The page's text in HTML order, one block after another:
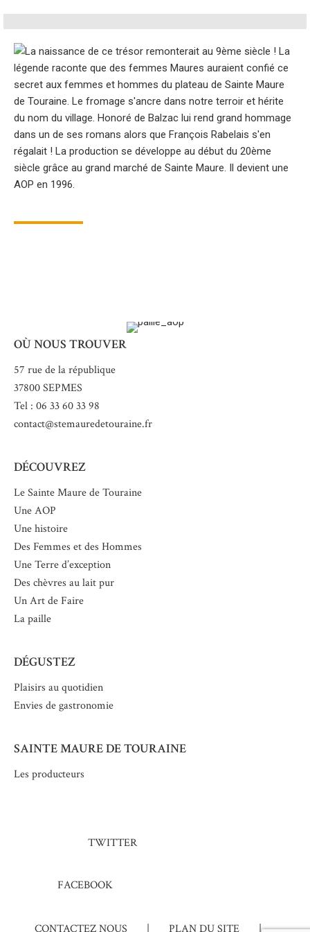
OÙ NOUS TROUVER
57 rue de la république
37800 SEPMES
Tel : 06 33 60 33 98
contact@stemauredetouraine.fr
DÉCOUVREZ
Le Sainte Maure de Touraine
Une AOP
Une histoire
Des Femmes et des Hommes
Une Terre d’exception
Des chèvres au lait pur
Un Art de Faire
La paille
DÉGUSTEZ
Plaisirs au quotidien
Envies de gastronomie
SAINTE MAURE DE TOURAINE
Les producteurs
TWITTER
FACEBOOK
CONTACTEZ NOUS PLAN DU SITE |